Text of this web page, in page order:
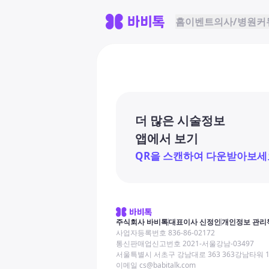
홈이벤트의사/병원커
더 많은 시술정보
앱에서 보기
QR을 스캔하여 다운받아보세
주식회사 바비톡대표이사 신정인개인정보 관리
사업자등록번호 836-86-02172
통신판매업신고번호 2021-서울강남-03497
서울특별시 서초구 강남대로 363 363강남타워
이메일 cs@babitalk.com